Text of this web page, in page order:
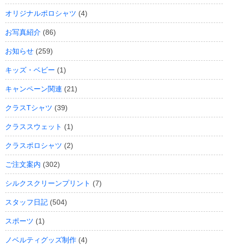
オリジナルポロシャツ (4)
お写真紹介 (86)
お知らせ (259)
キッズ・ベビー (1)
キャンペーン関連 (21)
クラスTシャツ (39)
クラススウェット (1)
クラスポロシャツ (2)
ご注文案内 (302)
シルクスクリーンプリント (7)
スタッフ日記 (504)
スポーツ (1)
ノベルティグッズ制作 (4)